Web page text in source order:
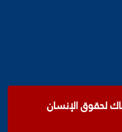
لحقوق الإنسان